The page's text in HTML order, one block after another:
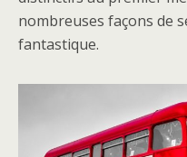
nombreuses façons de
fantastique.